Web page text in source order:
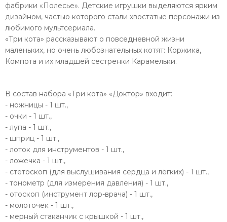
фабрики «Полесье». Детские игрушки выделяются ярким
дизайном, частью которого стали хвостатые персонажи из
любимого мультсериала.
«Три кота» рассказывают о повседневной жизни
маленьких, но очень любознательных котят: Коржика,
Компота и их младшей сестренки Карамельки.
В состав набора «Три кота» «Доктор» входит:
- ножницы - 1 шт.,
- очки - 1 шт.,
- лупа - 1 шт.,
- шприц - 1 шт.,
- лоток для инструментов - 1 шт.,
- ложечка - 1 шт.,
- стетоскоп (для выслушивания сердца и лёгких) - 1 шт.,
- тонометр (для измерения давления) - 1 шт.,
- отоскоп (инструмент лор-врача) - 1 шт.,
- молоточек - 1 шт.,
- мерный стаканчик с крышкой - 1 шт.,